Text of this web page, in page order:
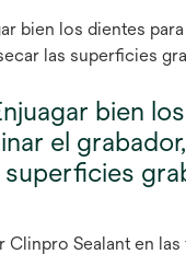
bien
el
superficies